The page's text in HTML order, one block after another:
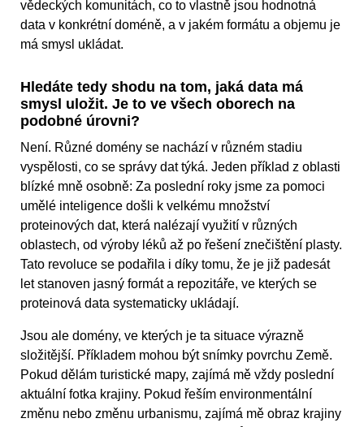
vědeckých komunitách, co to vlastně jsou hodnotná
data v konkrétní doméně, a v jakém formátu a objemu je
má smysl ukládat.
Hledáte tedy shodu na tom, jaká data má
smysl uložit. Je to ve všech oborech na
podobné úrovni?
Není. Různé domény se nachází v různém stadiu
vyspělosti, co se správy dat týká. Jeden příklad z oblasti
blízké mně osobně: Za poslední roky jsme za pomoci
umělé inteligence došli k velkému množství
proteinových dat, která nalézají využití v různých
oblastech, od výroby léků až po řešení znečištění plasty.
Tato revoluce se podařila i díky tomu, že je již padesát
let stanoven jasný formát a repozitáře, ve kterých se
proteinová data systematicky ukládají.
Jsou ale domény, ve kterých je ta situace výrazně
složitější. Příkladem mohou být snímky povrchu Země.
Pokud dělám turistické mapy, zajímá mě vždy poslední
aktuální fotka krajiny. Pokud řeším environmentální
změnu nebo změnu urbanismu, zajímá mě obraz krajiny